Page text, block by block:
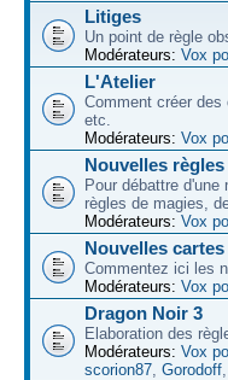
Litiges
Un point de règle
Modérateurs: Vox
L'Atelier
Comment créer
etc.
Modérateurs: Vox
Nouvelles règles
Pour débattre
règles de magies,
Modérateurs: Vox
Nouvelles cartes
Commentez ici les
Modérateurs: Vox
Dragon Noir 3
Elaboration des
Modérateurs: Vox
scorion87, Gorodoff,